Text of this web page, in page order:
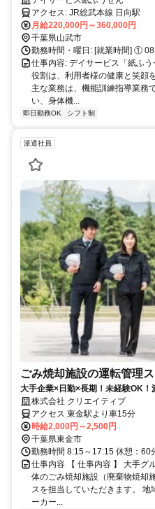
アクセス: JR総武本線 日向駅
月給220,000円～360,000円
千葉県山武市
勤務時間・曜日: [就業時間] ①
仕事内容: デイサービス「紙ふ
役割は、利用者様の健康と笑顔
主な業務は、機能訓練指導業務
い、身体機...
即日勤務OK シフト制
派遣社員
ごみ焼却施設の運転管理
大手企業×日勤×長期！未経験OK！
株式会社 クリエイティブ
アクセス 東金駅より車15分
時給2,000円～2,500円
千葉県東金市
勤務時間 8:15～17:15 休憩：60
仕事内容 【 仕事内容 】 大手グ
体のごみ焼却施設（廃棄物焼却
スを担当していただきます。 地
ーカー...